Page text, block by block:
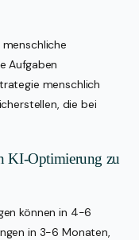
Aufgaben
menschlich
die bei
KI-Optimierung zu
können in 4-6
in 3-6 Monaten,